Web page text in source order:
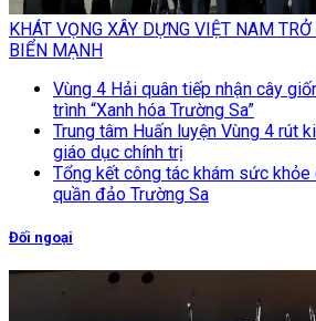
KHÁT VỌNG XÂY DỰNG VIỆT NAM
BIỂN MẠNH
Vùng 4 Hải quân tiếp nhận cây
trình “Xanh hóa Trường Sa”
Trung tâm Huấn luyện Vùng 4 rút
giáo dục chính trị
Tổng kết công tác khám sức khỏe
quần đảo Trường Sa
Đối ngoại